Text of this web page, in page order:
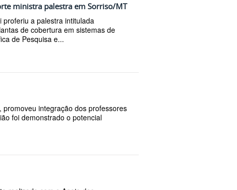
ministra palestra em Sorriso/MT
proferiu a palestra intitulada
de cobertura em sistemas de
de Pesquisa e...
integração dos professores
foi demonstrado o potencial